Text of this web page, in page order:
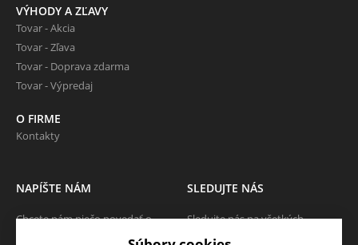
VÝHODY A ZĽAVY
Tovar - Akcia
Tovar - Zľava
Tovar - Doprava zdarma
Tovar - Výpredaj
O FIRME
Kontakty
NAPÍŠTE NÁM
Chcete nám niečo povedať o
SLEDUJTE NÁS
Sledujte nás na všetkých